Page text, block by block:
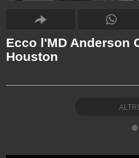
Ecco l'MD Anderson
Houston